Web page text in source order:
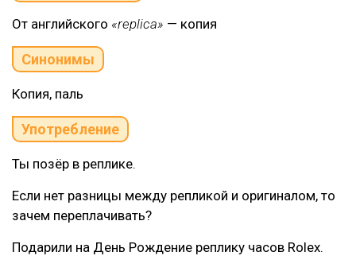
От английского «replica» — копия
Синонимы
Копия, паль
Употребление
Ты позёр в реплике.
Если нет разницы между репликой и оригиналом, то
зачем переплачивать?
Подарили на День Рождение реплику часов Rolex.